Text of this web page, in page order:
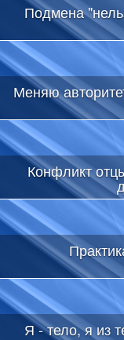
Подмена
Меняю
Конфликт
Я - тело, я из